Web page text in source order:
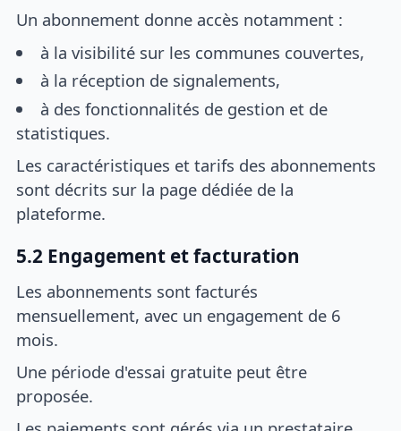
Un abonnement donne accès notamment :
à la visibilité sur les communes couvertes,
à la réception de signalements,
à des fonctionnalités de gestion et de
statistiques.
Les caractéristiques et tarifs des abonnements
sont décrits sur la page dédiée de la
plateforme.
5.2 Engagement et facturation
Les abonnements sont facturés
mensuellement, avec un engagement de 6
mois.
Une période d'essai gratuite peut être
proposée.